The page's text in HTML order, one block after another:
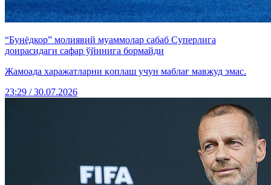
“Бунёдкор” молиявий муаммолар сабаб Суперлига
доирасидаги сафар ўйинига бормайди
Жамоада харажатларни қоплаш учун маблағ мавжуд эмас.
23:29 / 30.07.2026